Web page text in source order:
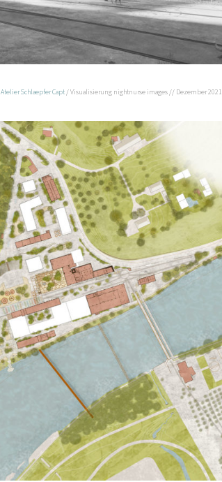
Atelier Schlaepfer Capt/ Visualisierung nightnurse images // Dezember 2021